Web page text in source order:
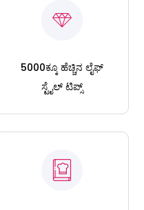
5000ಕ್ಕೂ ಹೆಚ್ಚಿನ ಲೈಫ್
ಸ್ಟೈಲ್ ಟಿಪ್ಸ್